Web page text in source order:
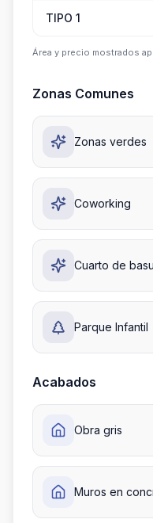
TIPO 1
Área y precio mostrados
Zonas Comunes
Zonas verdes
Coworking
Cuarto de
Parque Infantil
Acabados
Obra gris
Muros en